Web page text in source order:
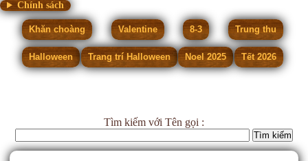
Chính sách
Khăn choàng Valentine 8-3 Trung thu
Halloween Trang trí Halloween Noel 2025 Tết 2026
Tìm kiếm với Tên gọi :